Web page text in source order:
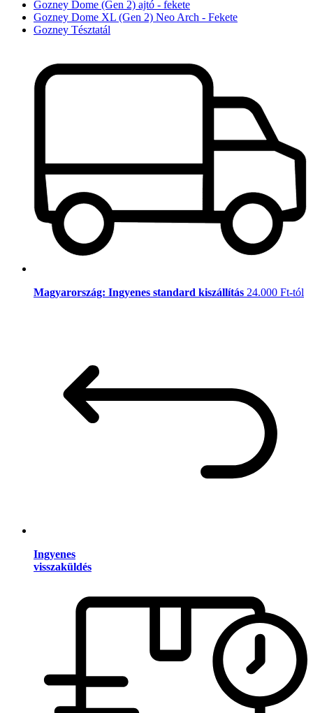
Gozney Dome (Gen 2) ajtó - fekete
Gozney Dome XL (Gen 2) Neo Arch - Fekete
Gozney Tésztatál
Magyarország: Ingyenes standard kiszállítás 24.000 Ft-tól
Ingyenes
visszaküldés